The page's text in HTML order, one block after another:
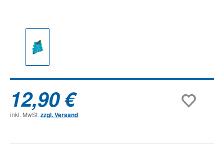
12,90 €
inkl. MwSt. zzgl. Versand